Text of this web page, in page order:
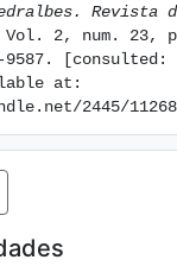
Revista
Vol. 2, num. 23,
9587. [consulted:
at:
2445/